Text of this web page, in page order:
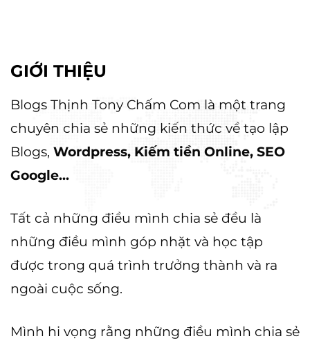
GIỚI THIỆU
Blogs Thịnh Tony Chấm Com là một trang
chuyên chia sẻ những kiến thức về tạo lập
Blogs, Wordpress, Kiếm tiền Online, SEO
Google...
Tất cả những điều mình chia sẻ đều là
những điều mình góp nhặt và học tập
được trong quá trình trưởng thành và ra
ngoài cuộc sống.
Mình hi vọng rằng những điều mình chia sẻ